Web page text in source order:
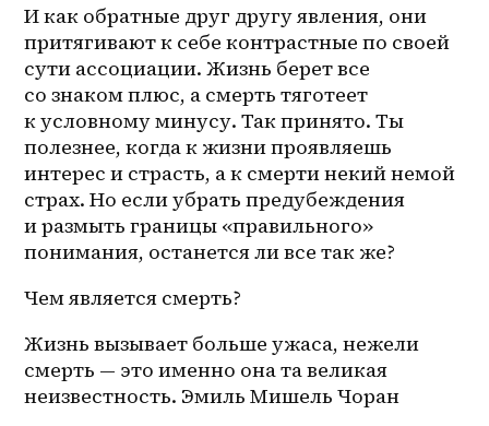
И как обратные друг другу явления, они
притягивают к себе контрастные по своей
сути ассоциации. Жизнь берет все
со знаком плюс, а смерть тяготеет
к условному минусу. Так принято. Ты
полезнее, когда к жизни проявляешь
интерес и страсть, а к смерти некий немой
страх. Но если убрать предубеждения
и размыть границы «правильного»
понимания, останется ли все так же?
Чем является смерть?
Жизнь вызывает больше ужаса, нежели
смерть — это именно она та великая
неизвестность. Эмиль Мишель Чоран